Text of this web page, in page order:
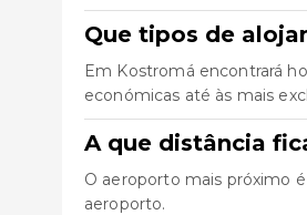
Que tipos de
Em Kostromá encontrará
económicas até às mais
A que distância
O aeroporto mais próximo
aeroporto.